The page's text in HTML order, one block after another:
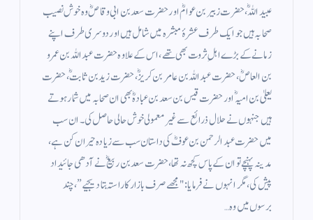
عبیداللہؓ، حضرت زبیر بن عوامؓ اور حضرت سعد بن ابی وقاصؓ وہ خوش نصیب
صحابہ ہیں جو ایک طرف عشرۂ مبشرہ میں شامل ہیں اور دوسری طرف اپنے
زمانے کے بڑے اہلِ ثروت بھی تھے، اس کے علاوہ حضرت عبداللہ بن عمرو
بن العاصؓ، حضرت عبداللہ بن عامر بن کریزؓ، حضرت زید بن ثابتؓ، حضرت
یعلیٰ بن امیہؓ اور حضرت قیس بن سعد بن عبادہؓ بھی ان صحابہ میں شمار ہوتے
ہیں جنہوں نے حلال ذرائع سے غیر معمولی خوش حالی حاصل کی۔ ان سب
میں حضرت عبدالرحمن بن عوفؓ کی داستان سب سے زیادہ حیران کن ہے،
مدینہ پہنچے تو ان کے پاس کچھ نہ تھا، حضرت سعد بن ربیعؓ نے آدھی جائیداد
پیش کی، مگر انہوں نے فرمایا: "مجھے صرف بازار کا راستہ بتا دیجیے”، چند
برسوں میں وہ…